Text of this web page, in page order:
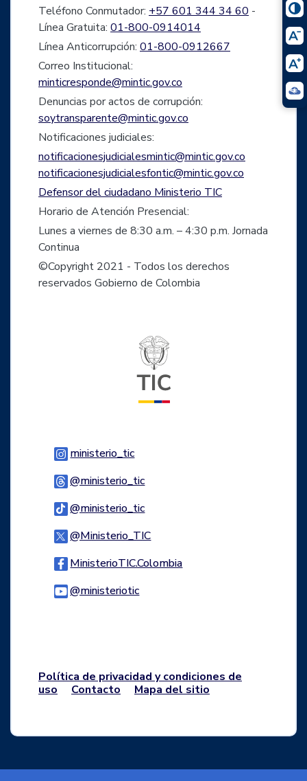
Teléfono Conmutador: +57 601 344 34 60 -
Línea Gratuita: 01-800-0914014
Línea Anticorrupción: 01-800-0912667
Correo Institucional:
minticresponde@mintic.gov.co
Denuncias por actos de corrupción:
soytransparente@mintic.gov.co
Notificaciones judiciales:
notificacionesjudicialesmintic@mintic.gov.co
notificacionesjudicialesfontic@mintic.gov.co
Defensor del ciudadano Ministerio TIC
Horario de Atención Presencial:
Lunes a viernes de 8:30 a.m. – 4:30 p.m. Jornada
Continua
©Copyright 2021 - Todos los derechos
reservados Gobierno de Colombia
ministerio_ticLogo Instagram
@ministerio_ticLogo Threads
@ministerio_ticLogo Tiktok
@Ministerio_TICLogo Twitter
MinisterioTIC.ColombiaLogo Facebook
@ministerioticLogo Youtube
Política de privacidad y condiciones de
uso
Contacto Mapa del sitio